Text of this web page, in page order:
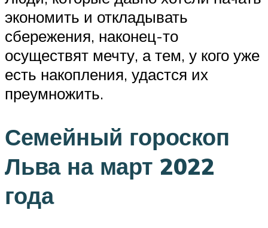
экономить и откладывать
сбережения, наконец-то
осуществят мечту, а тем, у кого уже
есть накопления, удастся их
преумножить.
Семейный гороскоп
Льва на март 2022
года